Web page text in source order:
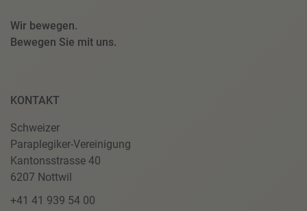
Wir bewegen.
Bewegen Sie mit uns.
KONTAKT
Schweizer
Paraplegiker-Vereinigung
Kantonsstrasse 40
6207 Nottwil
+41 41 939 54 00